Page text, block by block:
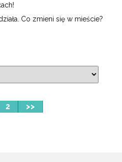
Co zmieni się w mieście?
2 >>